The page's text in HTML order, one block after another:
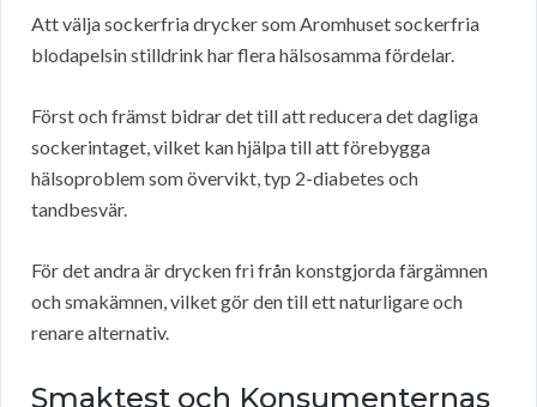
Att välja sockerfria drycker som Aromhuset sockerfria
blodapelsin stilldrink har flera hälsosamma fördelar.
Först och främst bidrar det till att reducera det dagliga
sockerintaget, vilket kan hjälpa till att förebygga
hälsoproblem som övervikt, typ 2-diabetes och
tandbesvär.
För det andra är drycken fri från konstgjorda färgämnen
och smakämnen, vilket gör den till ett naturligare och
renare alternativ.
Smaktest och Konsumenternas